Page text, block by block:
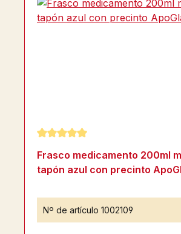
Calificación promedio de 5 de 5
Frasco medicamento 200ml
tapón azul con precinto
Nº de artículo 1002109